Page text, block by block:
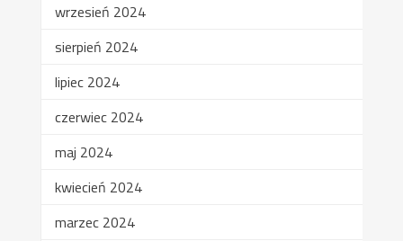
wrzesień 2024
sierpień 2024
lipiec 2024
czerwiec 2024
maj 2024
kwiecień 2024
marzec 2024